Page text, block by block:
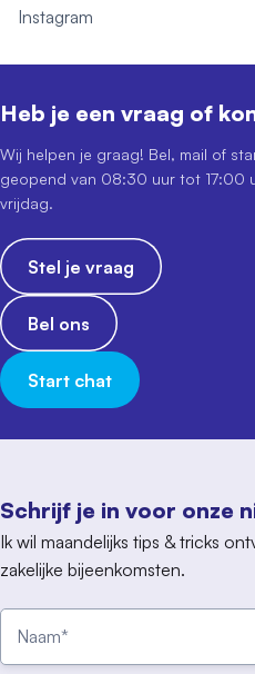
Instagram
Schrijf je in voor onze
Ik wil maandelijks tips & tricks
zakelijke bijeenkomsten.
Heb je een vraag of
Wij helpen je graag! Bel, mail of
geopend van 08:30 uur tot 17:00
vrijdag.
Stel je vraag
Bel ons
Start chat